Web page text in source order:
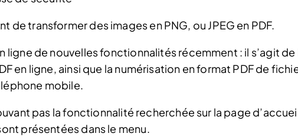
de transformer des images en PNG, ou JPEG en PDF.
ligne de nouvelles fonctionnalités récemment : il s’agit de
en ligne, ainsi que la numérisation en format PDF de
mobile.
pas la fonctionnalité recherchée sur la page
présentées dans le menu.